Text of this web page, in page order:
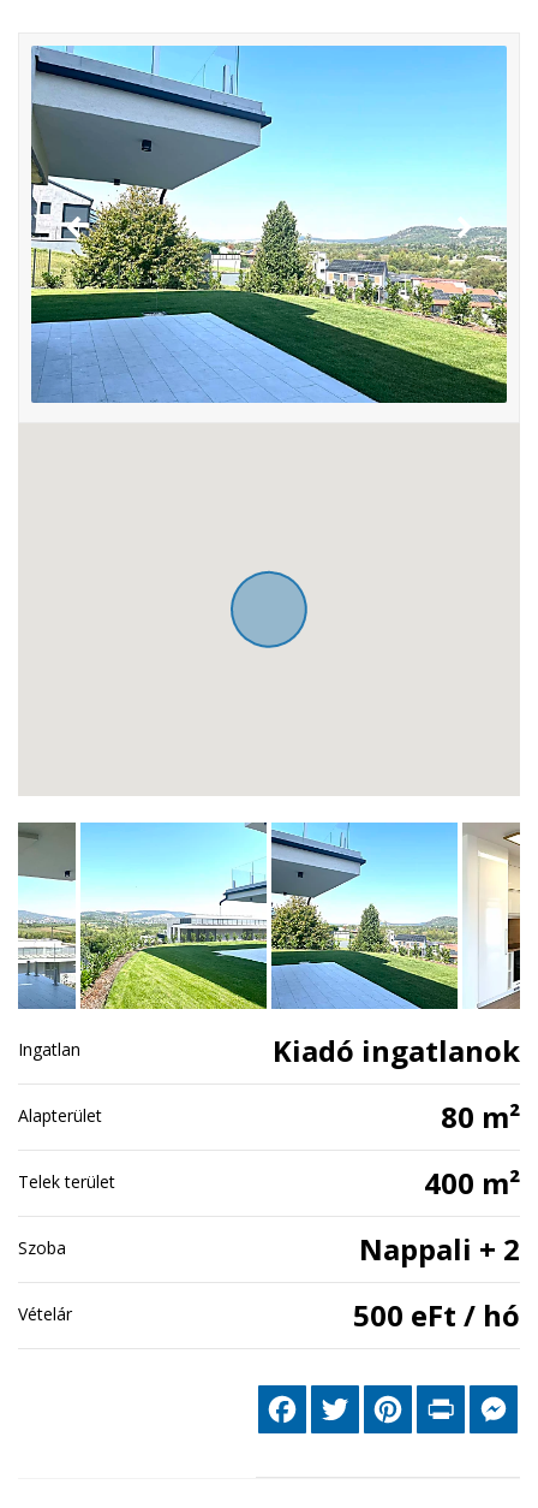
Ingatlan Kiadó ingatlanok
Alapterület 80 m²
Telek terület 400 m²
Szoba Nappali + 2
Vételár 500 eFt / hó
FacebookTwitter PinterestPrint